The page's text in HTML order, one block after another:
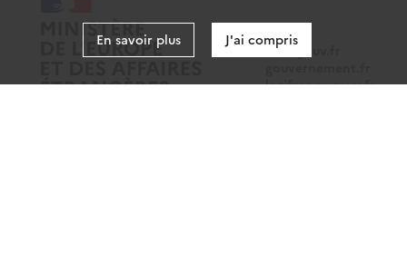
data.gouv.fr
legifrance.gouv.fr
En savoir plus J'ai compris